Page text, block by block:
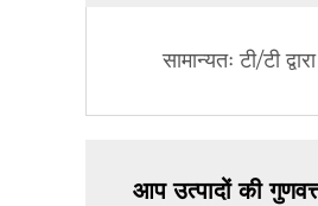
सामान्यतः टी/टी
आप उत्पादों की